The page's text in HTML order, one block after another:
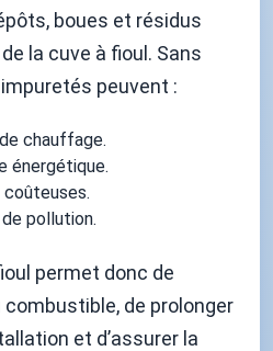
boues et résidus
la cuve à fioul. Sans
peuvent :
chauffage.
énergétique.
coûteuses.
pollution.
permet donc de
de prolonger
et d’assurer la